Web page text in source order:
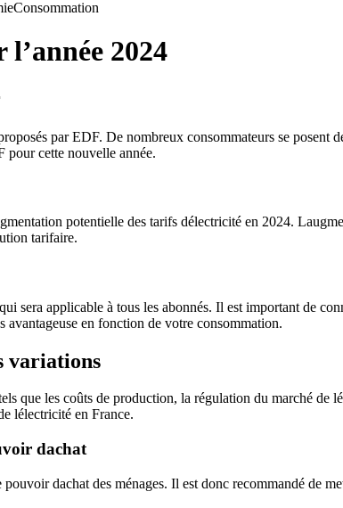
Consommation
2024
par EDF. De nombreux consommateurs se
pour cette nouvelle année.
potentielle des tarifs délectricité en 2024.
tarifaire.
applicable à tous les abonnés. Il est important de
en fonction de votre consommation.
variations
que les coûts de production, la régulation du marché de
lélectricité en France.
dachat
dachat des ménages. Il est donc recommandé de